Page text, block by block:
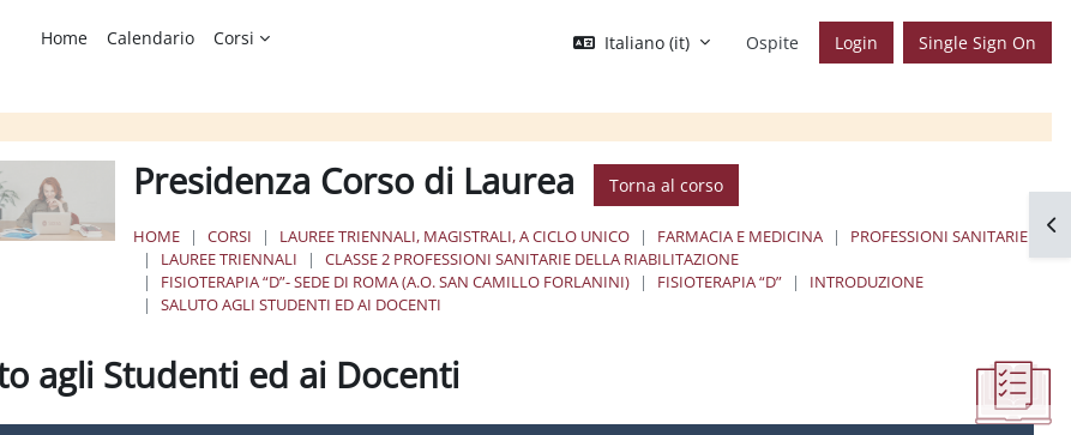
Home
Calendario Corsi Italiano ‎(it)‎ Ospite Login Single Sign On
Presidenza Corso di Laurea Torna al corso
HOME CORSI LAUREE TRIENNALI, MAGISTRALI, A CICLO UNICO FARMACIA E MEDICINA
PROFESSIONI SANITARIE
LAUREE TRIENNALI
CLASSE 2 PROFESSIONI SANITARIE DELLA RIABILITAZIONE
FISIOTERAPIA “D”- SEDE DI ROMA (A.O. SAN CAMILLO FORLANINI)
FISIOTERAPIA “D”
INTRODUZIONE
SALUTO AGLI STUDENTI ED AI DOCENTI
agli Studenti ed ai Docenti